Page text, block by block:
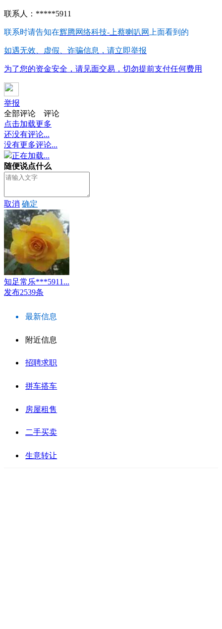
联系人：*****5911
联系时请告知在辉腾网络科技-上蔡喇叭网 上面看到的
如遇无效、虚假、诈骗信息，请立即举报
为了您的资金安全，请见面交易，切勿提前支付任何费用
举报
全部评论
评论
点击加载更多
还没有评论...
没有更多评论...
正在加载...
随便说点什么
取消 确定
知足常乐***5911...
发布2539条
最新信息
附近信息
招聘求职
拼车搭车
房屋租售
二手买卖
生意转让